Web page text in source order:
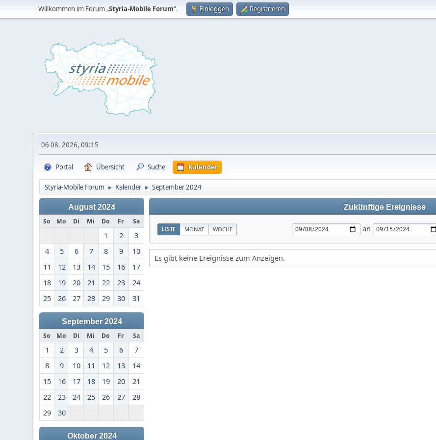
Willkommen im Forum „Styria-Mobile Forum“. Einloggen Registrieren
06 08, 2026, 09:15
Portal Übersicht Suche Kalender
Styria-Mobile Forum ► Kalender ► September 2024
August 2024
So Mo Di Mi Do Fr Sa
1 2
3
4
5 6 7 8 9
10
11
12 13 14 15 16
17
18
19 20 21 22 23
24
25
26 27 28 29 30 31
September 2024
So Mo Di Mi Do Fr Sa
1 2 3 4 5 6
7
8
9 10 11 12 13
14
15
16 17 18 19 20
21
22
23 24 25 26 27
28
29
30
Oktober 2024
Zukünftige Ereignisse
LISTE MONAT WOCHE an
Es gibt keine Ereignisse zum Anzeigen.